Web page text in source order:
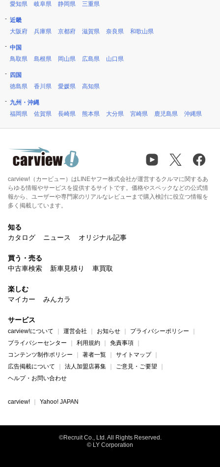
愛知県
岐阜県 静岡県 三重県
近畿
大阪府
兵庫県 京都府 滋賀県 奈良県 和歌山県
中国
鳥取県
島根県 岡山県 広島県 山口県
四国
徳島県
香川県 愛媛県 高知県
九州・沖縄
福岡県
佐賀県 長崎県 熊本県 大分県 宮崎県 鹿児島県 沖縄県
carview!（カービュー）はLINEヤフー株式会社が運営するクルマに関するあ
らゆる情報やサービスを提供するサイトです。価格やスペックなどの公式情
報から、ユーザーや専門家のリアルなレビューまで購入検討に役立つ情報を
多く掲載しています。
知る
カタログ
ニュース オリジナル記事
買う・売る
中古車検索
新車見積り 車買取
楽しむ
マイカー
みんカラ
サービス
carview!について 運営会社 お知らせ
プライバシーポリシー
プライバシーセンター
利用規約
免責事項
コンテンツ制作ポリシー
著者一覧
サイトマップ
広告掲載について
法人加盟店募集
ご意見・ご要望
ヘルプ・お問い合わせ
carview! Yahoo! JAPAN
©Recruit Co., Ltd. All Rights Reserved.
© LY Corporation